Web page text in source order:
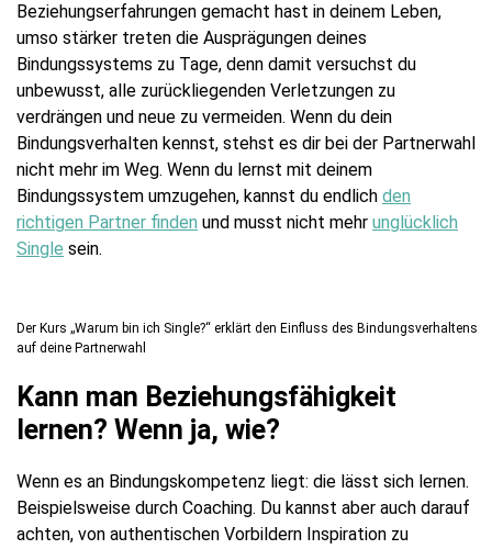
Beziehungserfahrungen gemacht hast in deinem Leben,
umso stärker treten die Ausprägungen deines
Bindungssystems zu Tage, denn damit versuchst du
unbewusst, alle zurückliegenden Verletzungen zu
verdrängen und neue zu vermeiden. Wenn du dein
Bindungsverhalten kennst, stehst es dir bei der Partnerwahl
nicht mehr im Weg. Wenn du lernst mit deinem
Bindungssystem umzugehen, kannst du endlich den
richtigen Partner finden und musst nicht mehr unglücklich
Single sein.
Der Kurs „Warum bin ich Single?“ erklärt den Einfluss des Bindungsverhaltens
auf deine Partnerwahl
Kann man Beziehungs­fähigkeit
lernen? Wenn ja, wie?
Wenn es an Bindungskompetenz liegt: die lässt sich lernen.
Beispielsweise durch Coaching. Du kannst aber auch darauf
achten, von authentischen Vorbildern Inspiration zu